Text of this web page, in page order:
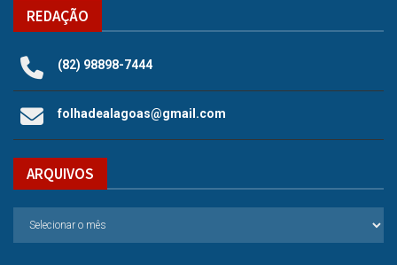
REDAÇÃO
(82) 98898-7444
folhadealagoas@gmail.com
ARQUIVOS